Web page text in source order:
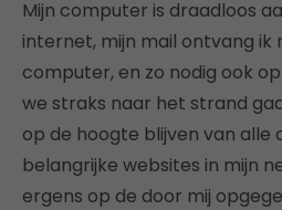
Mijn computer is draadloos
internet, mijn mail ontvang ik
computer, en zo nodig ook
we straks naar het strand
op de hoogte blijven van alle
belangrijke websites in mijn
ergens op de door mij